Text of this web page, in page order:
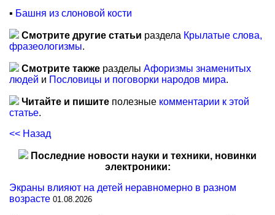
▪ Башня из слоновой кости
Смотрите другие статьи раздела Крылатые слова,
фразеологизмы.
Смотрите также разделы Афоризмы знаменитых
людей и Пословицы и поговорки народов мира.
Читайте и пишите полезные комментарии к этой
статье.
<< Назад
Последние новости науки и техники, новинки
электроники:
Экраны влияют на детей неравномерно в разном
возрасте 01.08.2026